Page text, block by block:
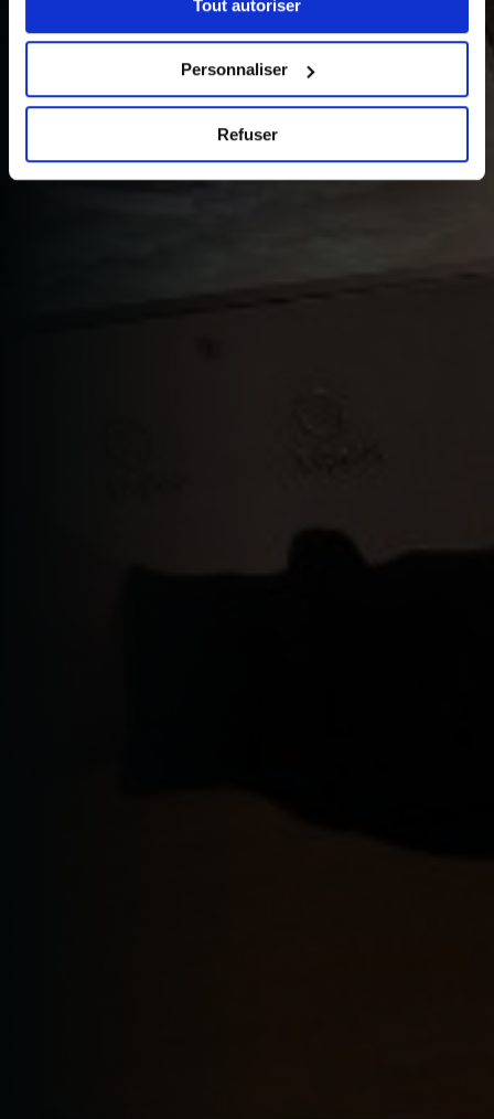
« Détails ». À tout moment, vous pouvez modifier votre
choix en cliquant sur le lien « Cookies » en bas des
Tout autoriser
Personnaliser
Refuser